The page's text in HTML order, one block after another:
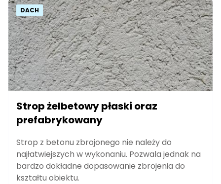
DACH
Strop żelbetowy płaski oraz
prefabrykowany
Strop z betonu zbrojonego nie należy do
najłatwiejszych w wykonaniu. Pozwala jednak na
bardzo dokładne dopasowanie zbrojenia do
kształtu obiektu.